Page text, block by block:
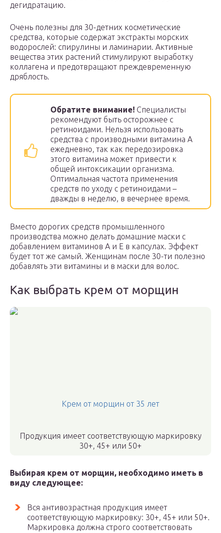
дегидратацию.
Очень полезны для 30-детних косметические
средства, которые содержат экстракты морских
водорослей: спирулины и ламинарии. Активные
вещества этих растений стимулируют выработку
коллагена и предотвращают преждевременную
дряблость.
Обратите внимание! Специалисты
рекомендуют быть осторожнее с
ретиноидами. Нельзя использовать
средства с производными витамина А
ежедневно, так как передозировка
этого витамина может привести к
общей интоксикации организма.
Оптимальная частота применения
средств по уходу с ретиноидами –
дважды в неделю, в вечернее время.
Вместо дорогих средств промышленного
производства можно делать домашние маски с
добавлением витаминов А и Е в капсулах. Эффект
будет тот же самый. Женщинам после 30-ти полезно
добавлять эти витамины и в маски для волос.
Как выбрать крем от морщин
Крем от морщин от 35 лет
Продукция имеет соответствующую маркировку
30+, 45+ или 50+
Выбирая крем от морщин, необходимо иметь в
виду следующее:
Вся антивозрастная продукция имеет
соответствующую маркировку: 30+, 45+ или 50+.
Маркировка должна строго соответствовать